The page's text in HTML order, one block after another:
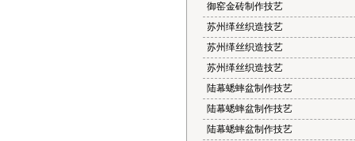
御窑金砖制作技艺
苏州缂丝织造技艺
苏州缂丝织造技艺
苏州缂丝织造技艺
陆幕蟋蟀盆制作技艺
陆幕蟋蟀盆制作技艺
陆幕蟋蟀盆制作技艺